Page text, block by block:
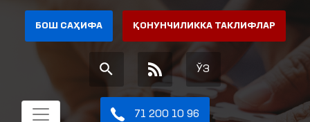
БОШ САҲИФА ҚОНУНЧИЛИККА ТАКЛИФЛАР
ЎЗ
71 200 10 96